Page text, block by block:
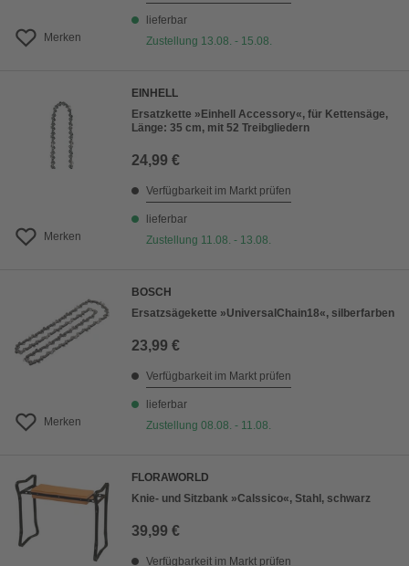
Merken
lieferbar
Zustellung 13.08. - 15.08.
Merken
EINHELL
Ersatzkette »Einhell Accessory«, für Kettensäge,
Länge: 35 cm, mit 52 Treibgliedern
24,99 €
Verfügbarkeit im Markt prüfen
lieferbar
Zustellung 11.08. - 13.08.
Merken
BOSCH
Ersatzsägekette »UniversalChain18«, silberfarben
23,99 €
Verfügbarkeit im Markt prüfen
lieferbar
Zustellung 08.08. - 11.08.
FLORAWORLD
Knie- und Sitzbank »Calssico«, Stahl, schwarz
39,99 €
Verfügbarkeit im Markt prüfen